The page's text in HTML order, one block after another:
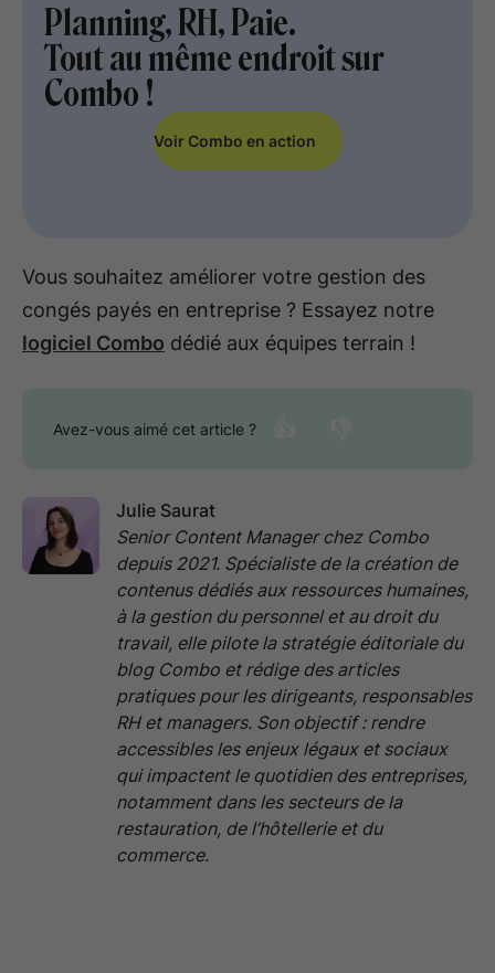
Planning, RH, Paie.
Tout au même endroit sur
Combo !
Voir Combo en action
Vous souhaitez améliorer votre gestion des
congés payés en entreprise ? Essayez notre
logiciel Combo dédié aux équipes terrain !
Avez-vous aimé cet article ?
Julie Saurat
Senior Content Manager chez Combo
depuis 2021. Spécialiste de la création de
contenus dédiés aux ressources humaines,
à la gestion du personnel et au droit du
travail, elle pilote la stratégie éditoriale du
blog Combo et rédige des articles
pratiques pour les dirigeants, responsables
RH et managers. Son objectif : rendre
accessibles les enjeux légaux et sociaux
qui impactent le quotidien des entreprises,
notamment dans les secteurs de la
restauration, de l’hôtellerie et du
commerce.